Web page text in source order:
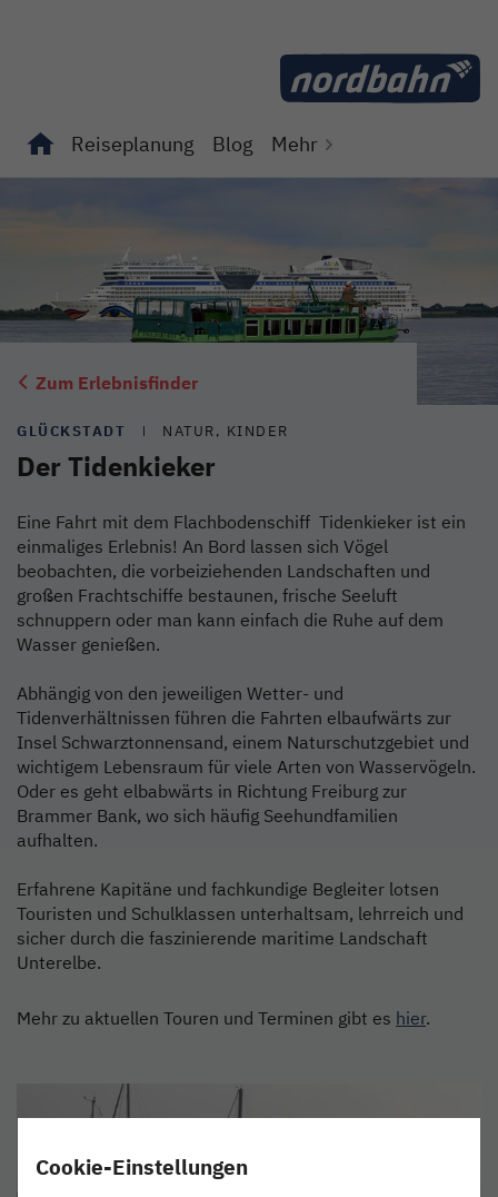
Reiseplanung Blog Mehr
Zum Erlebnisfinder
GLÜCKSTADT NATUR, KINDER
Der Tidenkieker
Eine Fahrt mit dem Flachbodenschiff Tidenkieker ist ein
einmaliges Erlebnis! An Bord lassen sich Vögel
beobachten, die vorbeiziehenden Landschaften und
großen Frachtschiffe bestaunen, frische Seeluft
schnuppern oder man kann einfach die Ruhe auf dem
Wasser genießen.
Abhängig von den jeweiligen Wetter- und
Tidenverhältnissen führen die Fahrten elbaufwärts zur
Insel Schwarztonnensand, einem Naturschutzgebiet und
wichtigem Lebensraum für viele Arten von Wasservögeln.
Oder es geht elbabwärts in Richtung Freiburg zur
Brammer Bank, wo sich häufig Seehundfamilien
aufhalten.
Erfahrene Kapitäne und fachkundige Begleiter lotsen
Touristen und Schulklassen unterhaltsam, lehrreich und
sicher durch die faszinierende maritime Landschaft
Unterelbe.
Mehr zu aktuellen Touren und Terminen gibt es hier.
Cookie-Einstellungen